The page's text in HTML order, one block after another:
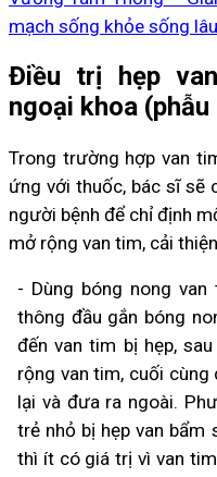
mạch sống khỏe sống lâu
Điều trị hẹp
ngoại khoa
Trong trường hợp van
ứng với thuốc, bác sĩ sẽ
người bệnh để chỉ định
mở rộng van tim, cải
- Dùng bóng nong
thông đầu gắn bóng
đến van tim bị hẹp,
rộng van tim, cuối
lại và đưa ra ngoài.
trẻ nhỏ bị hẹp van bẩm
thì ít có giá trị vì van